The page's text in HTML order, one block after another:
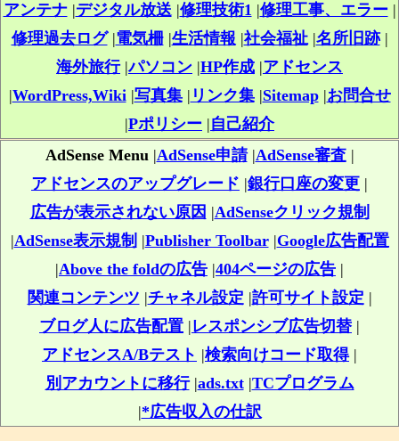
アンテナ|デジタル放送|修理技術1 |修理工事、エラー|
修理過去ログ|電気柵|生活情報 |社会福祉|名所旧跡|
海外旅行|パソコン |HP作成 |アドセンス
|WordPress,Wiki|写真集| リンク集|Sitemap|お問合せ
|Pポリシー |自己紹介
AdSense Menu|AdSense申請|AdSense審査|
アドセンスのアップグレード |銀行口座の変更 |
広告が表示されない原因 |AdSenseクリック規制
|AdSense表示規制 |Publisher Toolbar|Google広告配置
|Above the foldの広告 |404ページの広告 |
関連コンテンツ |チャネル設定 |許可サイト設定 |
ブログ人に広告配置 |レスポンシブ広告切替 |
アドセンスA/Bテスト |検索向けコード取得|
別アカウントに移行|ads.txt|TCプログラム
|*広告収入の仕訳